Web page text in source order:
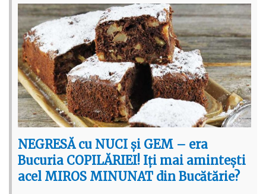
NEGRESĂ cu NUCI și GEM – era
Bucuria COPILĂRIEI! Iți mai amintești
acel MIROS MINUNAT din Bucătărie?